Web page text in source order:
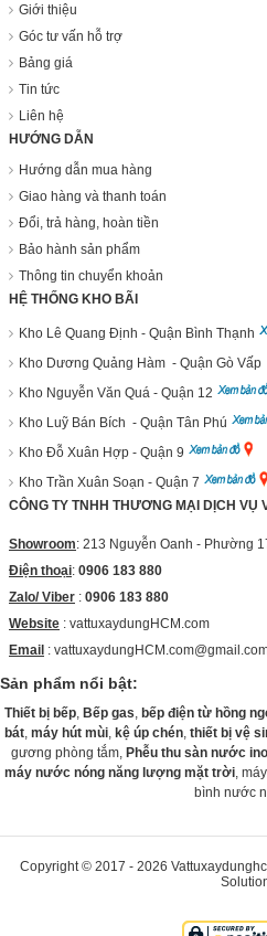
Giới thiệu
Góc tư vấn hỗ trợ
Bảng giá
Tin tức
Liên hệ
HƯỚNG DẪN
Hướng dẫn mua hàng
Giao hàng và thanh toán
Đổi, trả hàng, hoàn tiền
Bảo hành sản phẩm
Thông tin chuyển khoản
HỆ THỐNG KHO BÃI
Kho Lê Quang Định - Quận Bình Thạnh
Kho Dương Quảng Hàm - Quận Gò Vấp
Kho Nguyễn Văn Quá - Quận 12
Kho Luỹ Bán Bích - Quận Tân Phú
Kho Đỗ Xuân Hợp - Quận 9
Kho Trần Xuân Soạn - Quận 7
CÔNG TY TNHH THƯƠNG MẠI DỊCH VỤ
Showroom: 213 Nguyễn Oanh - Phường
Điện thoại: 0906 183 880
Zalo/ Viber : 0906 183 880
Website : vattuxaydungHCM.com
Email :
Sản phẩm nổi bật:
Thiết bị bếp, Bếp gas, bếp điện từ hồng
bát, máy hút mùi, kệ úp chén, thiết bị vệ
gương phòng tắm, Phễu thu sàn nước
máy nước nóng năng lượng mặt trời,
bình nước
Copyright © 2017 - 2026